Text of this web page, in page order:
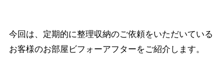
今回は、定期的に整理収納のご依頼をいただいている
お客様のお部屋ビフォーアフターをご紹介します。